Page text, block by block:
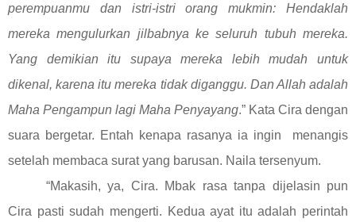
perempuanmu dan istri-istri orang mukmin: Hendaklah
mereka mengulurkan jilbabnya ke seluruh tubuh mereka.
Yang demikian itu supaya mereka lebih mudah untuk
dikenal, karena itu mereka tidak diganggu. Dan Allah adalah
Maha Pengampun lagi Maha Penyayang.” Kata Cira dengan
suara bergetar. Entah kenapa rasanya ia ingin menangis
setelah membaca surat yang barusan. Naila tersenyum.
“Makasih, ya, Cira. Mbak rasa tanpa dijelasin pun
Cira pasti sudah mengerti. Kedua ayat itu adalah perintah